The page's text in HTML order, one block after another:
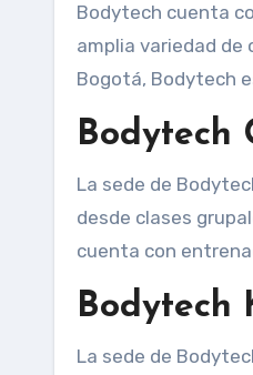
Bodytech cuenta
amplia variedad de
Bogotá, Bodytech
Bodytech
La sede de
desde clases
cuenta con
Bodytech
La sede de